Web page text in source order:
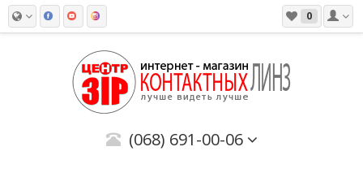
0
(068) 691-00-06